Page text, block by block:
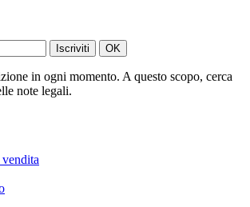
Iscriviti OK
in ogni momento. A questo scopo, cerca
note legali.